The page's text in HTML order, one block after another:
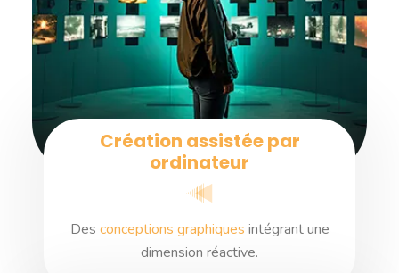
Création assistée par
ordinateur
Des conceptions graphiques intégrant une
dimension réactive.